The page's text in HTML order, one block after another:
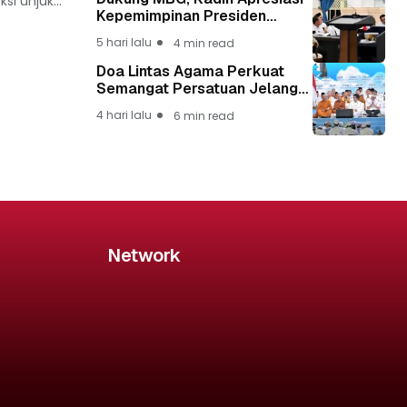
Kepemimpinan Presiden
5 hari lalu 4 min read
Doa Lintas Agama Perkuat
Semangat Persatuan Jelang
4 hari lalu 6 min read
Network